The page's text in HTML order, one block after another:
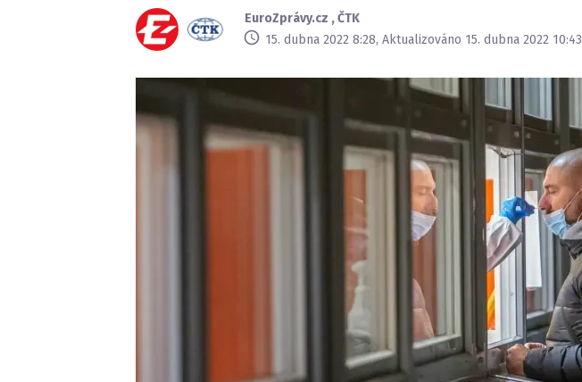
EuroZprávy.cz ,ČTK
15. dubna 2022 8:28, Aktualizováno 15. dubna 2022 10:43